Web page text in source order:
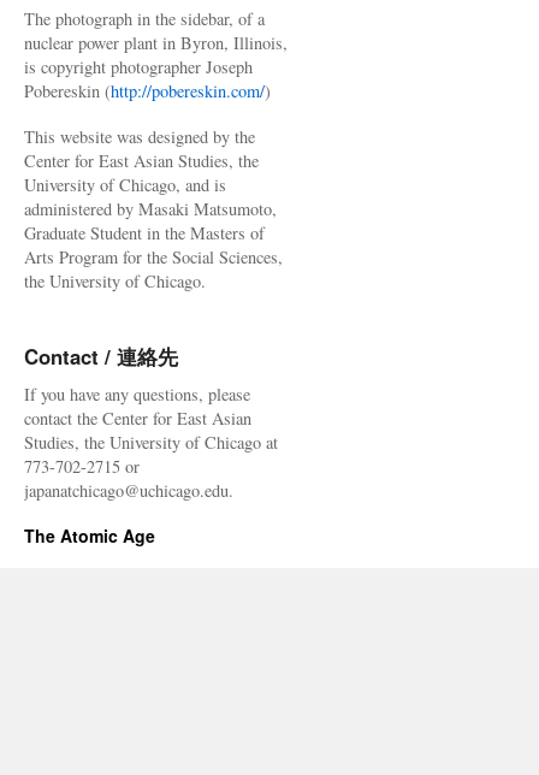
The photograph in the sidebar, of a
nuclear power plant in Byron, Illinois,
is copyright photographer Joseph
Pobereskin (http://pobereskin.com/)
This website was designed by the
Center for East Asian Studies, the
University of Chicago, and is
administered by Masaki Matsumoto,
Graduate Student in the Masters of
Arts Program for the Social Sciences,
the University of Chicago.
Contact / 連絡先
If you have any questions, please
contact the Center for East Asian
Studies, the University of Chicago at
773-702-2715 or
japanatchicago@uchicago.edu.
The Atomic Age